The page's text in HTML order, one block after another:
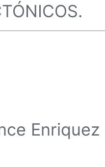
Enriquez